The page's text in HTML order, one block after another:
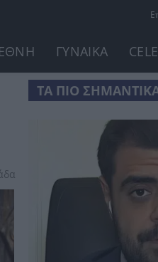
ΓΥΝΑΙΚΑ
ΤΑ ΠΙΟ